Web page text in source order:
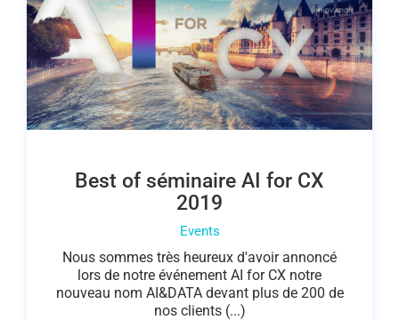
Best of séminaire AI for CX
2019
Events
Nous sommes très heureux d'avoir annoncé
lors de notre événement AI for CX notre
nouveau nom AI&DATA devant plus de 200 de
nos clients (...)